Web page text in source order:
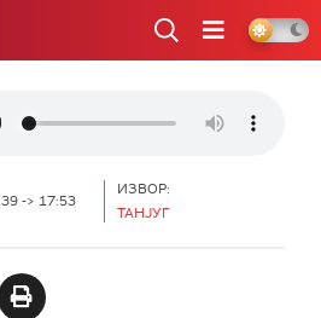
-> 17:53
ИЗВОР:
ТАНЈУГ